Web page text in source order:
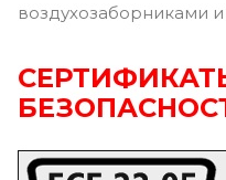
воздухозаборниками